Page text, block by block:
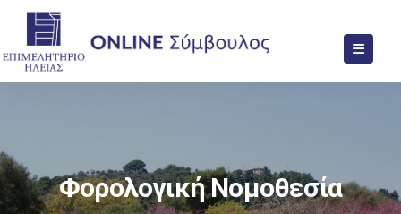
Φορολογική Νομοθεσία